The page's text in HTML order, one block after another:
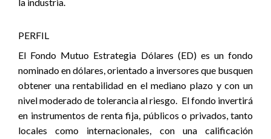
PERFIL
El Fondo Mutuo Estrategia Dólares (ED) es un fondo
nominado en dólares, orientado a inversores que busquen
obtener una rentabilidad en el mediano plazo y con un
nivel moderado de tolerancia al riesgo. El fondo invertirá
en instrumentos de renta fija, públicos o privados, tanto
locales como internacionales, con una calificación